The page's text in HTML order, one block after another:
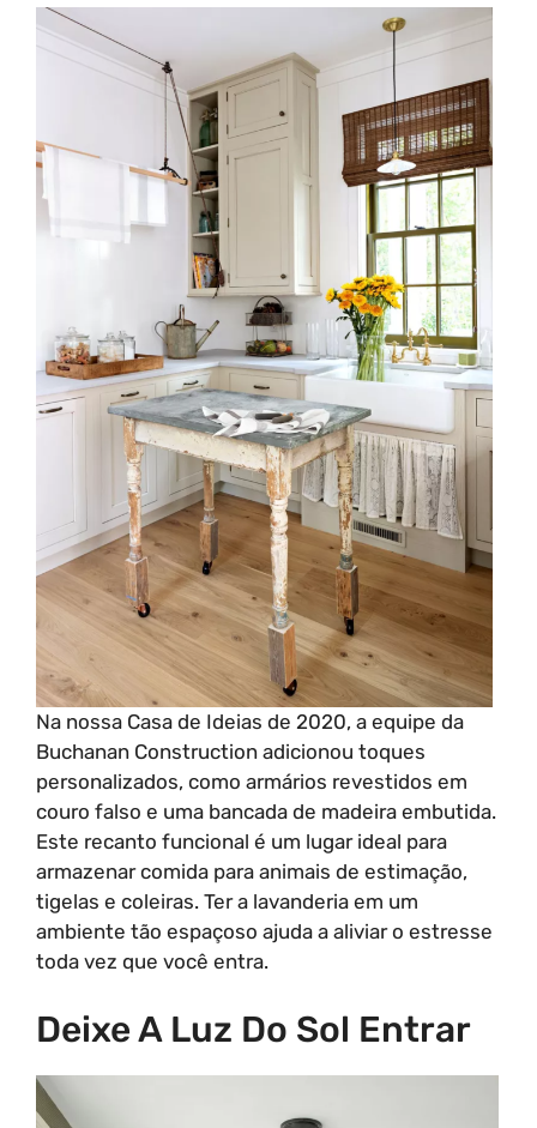
Na nossa Casa de Ideias de 2020, a equipe da
Buchanan Construction adicionou toques
personalizados, como armários revestidos em
couro falso e uma bancada de madeira embutida.
Este recanto funcional é um lugar ideal para
armazenar comida para animais de estimação,
tigelas e coleiras. Ter a lavanderia em um
ambiente tão espaçoso ajuda a aliviar o estresse
toda vez que você entra.
Deixe A Luz Do Sol Entrar